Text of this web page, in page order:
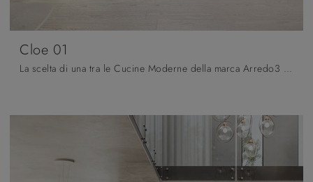
Cloe 01
La scelta di una tra le Cucine Moderne della marca Arredo3 assicura un’ampia personalizzazione e massima qualità: ottieni informazioni sulla Cucina ...